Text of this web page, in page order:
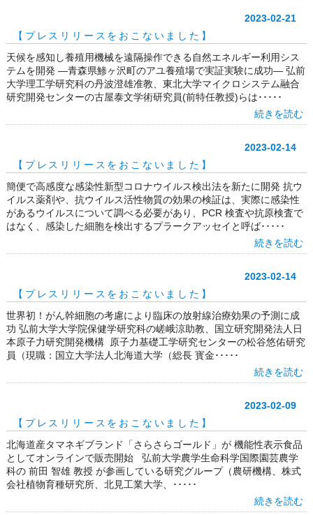
2023-02-21
【プレスリリースをおこないました】
天候を感知し養殖用機械を遠隔操作できる自然エネルギー利用シス
テムを開発 ―青森県鯵ヶ沢町のアユ養殖場で実証実験に成功― 弘前
大学理工学研究科の丹波澄雄准教、東北大学マイクロシステム融合
研究開発センターの古屋泰文学術研究員(前特任教授)らは･････
続きを読む
2023-02-14
【プレスリリースをおこないました】
簡便で高感度な感染性新型コロナウイルス検出法を新たに開発 抗ウ
イルス薬剤や、抗ウイルス活性物質の効果の検証は、実際に感染性
があるウイルスについて調べる必要があり、PCR 検査や抗原検査で
はなく、感染した細胞を検出するプラークアッセイと呼ば･････
続きを読む
2023-02-14
【プレスリリースをおこないました】
世界初！がん幹細胞の考慮により臨床の放射線治療効果の予測に成
功 弘前大学大学院保健学研究科の嵯峨涼助教、国立研究開発法人日
本原子力研究開発機構 原子力基礎工学研究センターの松谷悠佑研究
員（現職：国立大学法人北海道大学（総長 寳金･････
続きを読む
2023-02-09
【プレスリリースをおこないました】
北海道産タマネギブランド「さらさらゴールド」が 機能性表示食品
としてオンラインで販売開始 弘前大学農学生命科学国際園芸農学
科の 前田 智雄 教授 が参画している研究グループ（農研機構、株式
会社植物育種研究所、北見工業大学、･････
続きを読む